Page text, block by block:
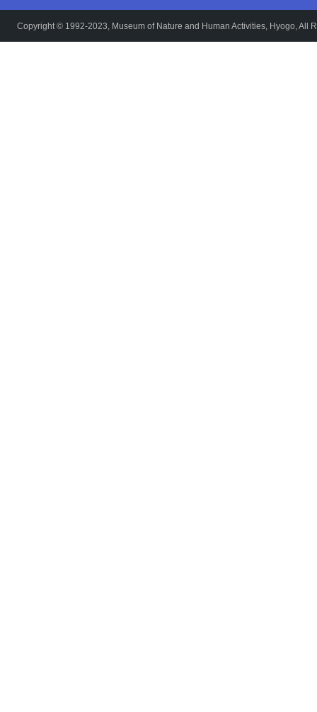
Copyright © 1992-2023, Museum of Nature and Human Activities, Hyogo, All